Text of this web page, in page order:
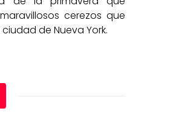
cerezos que
de Nueva York.